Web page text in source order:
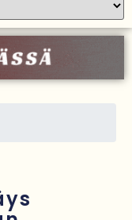
pois sosiaalisesta
Katy Perryn
loukkaantui Espanjassa